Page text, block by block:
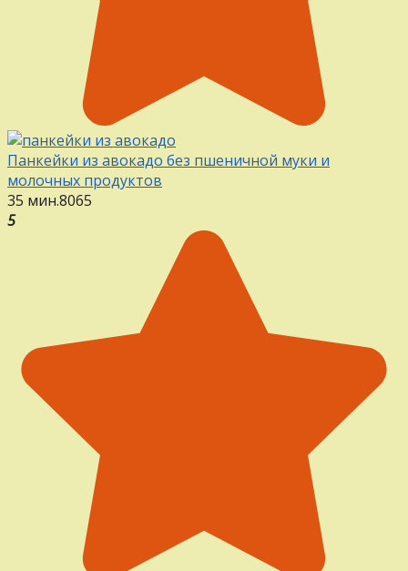
Панкейки из авокадо без пшеничной муки и
молочных продуктов
35 мин.8065
5